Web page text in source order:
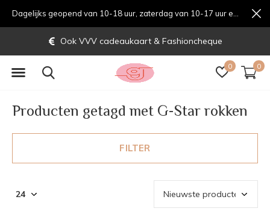
0 0
Ook VVV cadeaukaart & Fashioncheque
Producten getagd met G-Star rokken
FILTER